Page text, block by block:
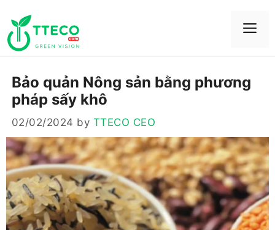
content
Bảo quản Nông sản bằng phương
pháp sấy khô
02/02/2024 by TTECO CEO